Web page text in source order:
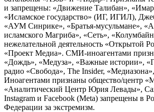
и запрещены: «Движение Талибан»,
«Исламское государство» (ИГ, ИГИЛ),
«АУМ Синрике», «Братья-мусульмане»,
исламского Магриба», «Сеть»,
нежелательной деятельность «Открытой
«Проект Медиа». СМИ-иноагентами
«Дождь», «Медуза», «Важные истории»,
радио «Свобода», The Insider,
Иноагентами признаны общество/центр
«Аналитический Центр Юрия Левады»,
Instagram и Facebook (Metа) запрещены в
Федерации за экстремизм.